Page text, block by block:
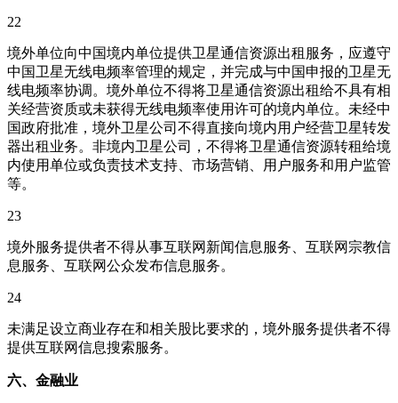
22
境外单位向中国境内单位提供卫星通信资源出租服务，应遵守
中国卫星无线电频率管理的规定，并完成与中国申报的卫星无
线电频率协调。境外单位不得将卫星通信资源出租给不具有相
关经营资质或未获得无线电频率使用许可的境内单位。未经中
国政府批准，境外卫星公司不得直接向境内用户经营卫星转发
器出租业务。非境内卫星公司，不得将卫星通信资源转租给境
内使用单位或负责技术支持、市场营销、用户服务和用户监管
等。
23
境外服务提供者不得从事互联网新闻信息服务、互联网宗教信
息服务、互联网公众发布信息服务。
24
未满足设立商业存在和相关股比要求的，境外服务提供者不得
提供互联网信息搜索服务。
六、金融业